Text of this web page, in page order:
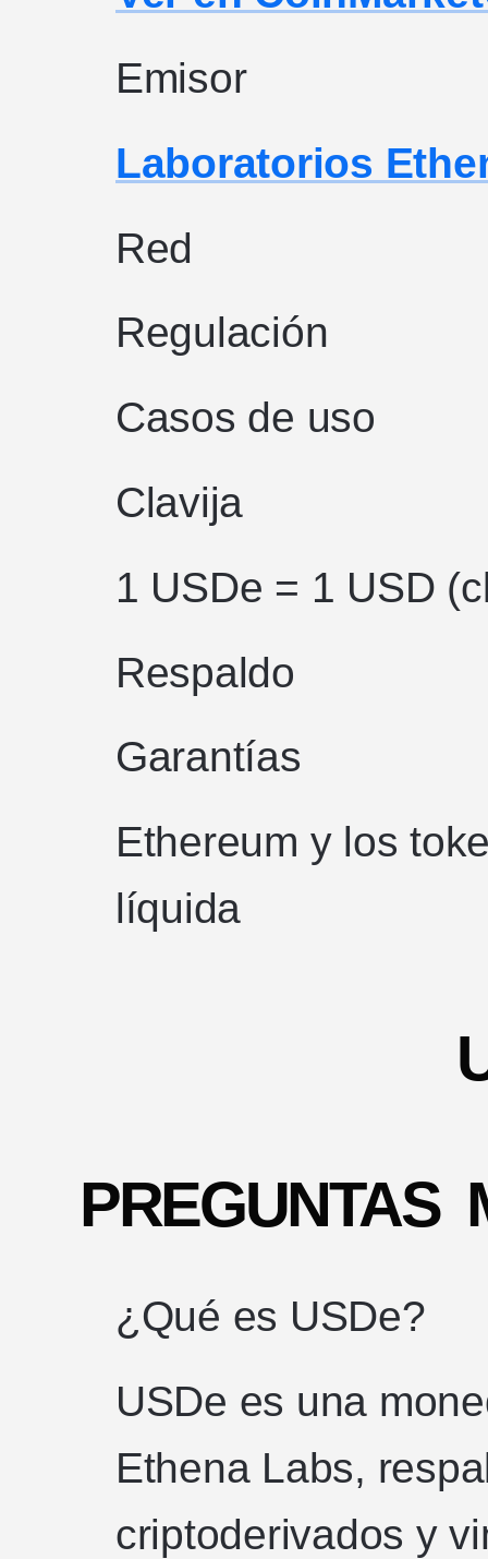
Emisor
Laboratorios
Red
Regulación
Casos de uso
Clavija
1 USDe = 1 USD
Respaldo
Garantías
Ethereum y los
líquida
PREGUNTAS
¿Qué es USDe?
USDe es una
Ethena Labs,
criptoderivados y